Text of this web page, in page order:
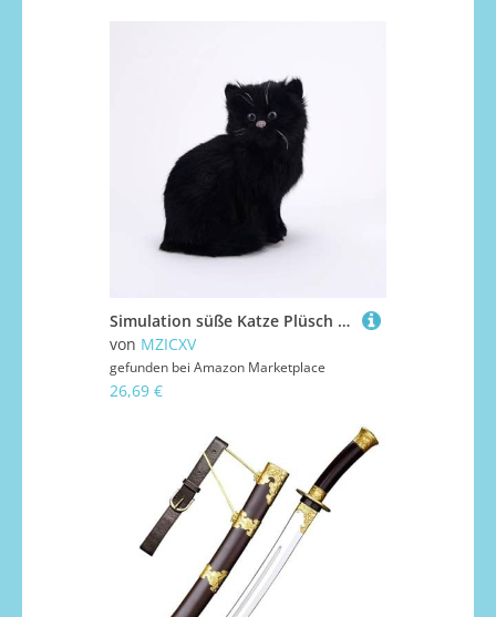
Simulation süße Katze Plüsch Spielzeug Perserkatze Modell Tier Wohnaccessoires Freundin Geschenk(Black)
von MZICXV
gefunden bei Amazon Marketplace
26,69 €